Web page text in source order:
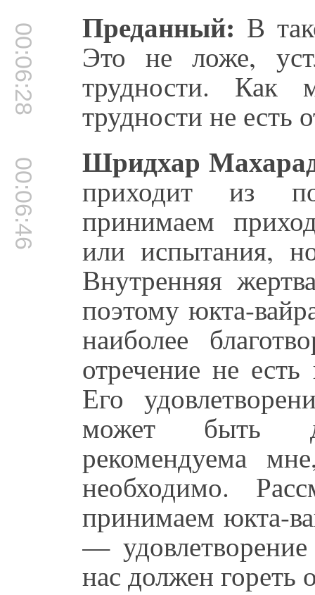
00:06:28 Преданный: В
Это не ложе,
трудности.
трудности не есть
00:06:46 Шридхар
приходит из
принимаем
или испытания,
Внутренняя
поэтому юкта-
наиболее
отречение не
Его
может быть
рекомендуема
необходимо.
принимаем юкта-
—
нас должен гореть